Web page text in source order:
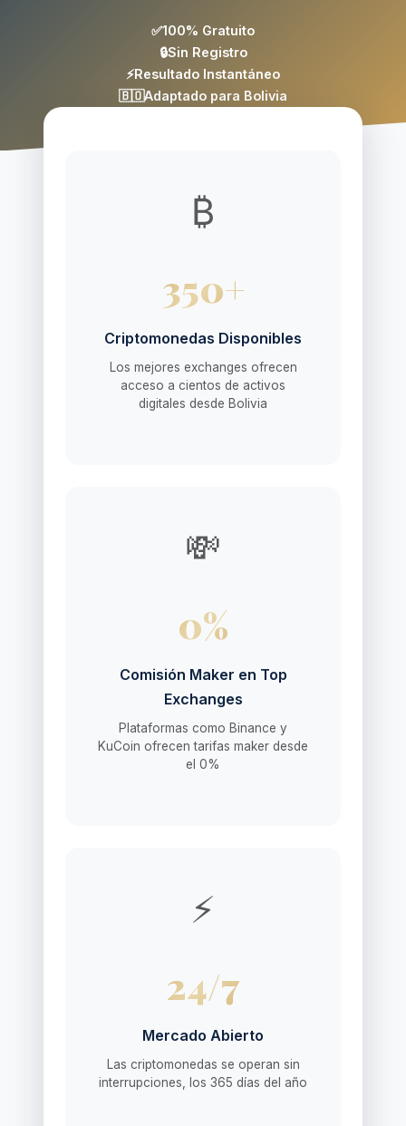
✅100% Gratuito
🔒Sin Registro
⚡Resultado Instantáneo
🇧🇴Adaptado para Bolivia
₿
350+
Criptomonedas Disponibles
Los mejores exchanges ofrecen
acceso a cientos de activos
digitales desde Bolivia
💸
0%
Comisión Maker en Top
Exchanges
Plataformas como Binance y
KuCoin ofrecen tarifas maker desde
el 0%
⚡
24/7
Mercado Abierto
Las criptomonedas se operan sin
interrupciones, los 365 días del año